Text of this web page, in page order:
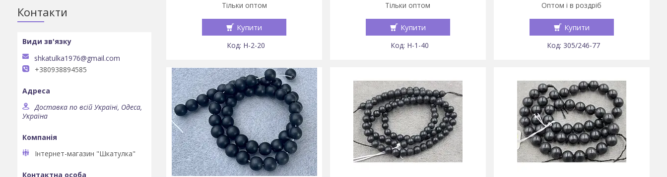
Тільки оптом
Купити
Н-2-20
Тільки оптом
Купити
Н-1-40
Оптом і в роздріб
Купити
305/246-77
Контакти
shkatulka1976@gmail.com
+380938894585
Доставка по всій Україні, Одеса,
Україна
Інтернет-магазин "Шкатулка"